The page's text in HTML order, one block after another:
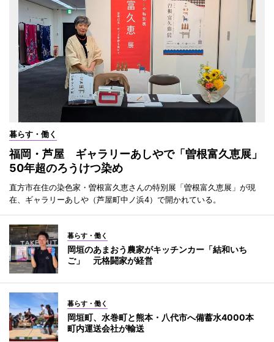
暮らす・働く
福岡・芦屋 ギャラリーあしやで「曽根富久恵展」
50年超のろうけつ染め
直方市在住の染色家・曽根富久恵さんの特別展「曽根富久恵展」が現
在、ギャラリーあしや（芦屋町中ノ浜4）で開かれている。
暮らす・働く
岡垣のあまおう農家がキッチンカー「結和いち
ご」 元格闘家が経営
暮らす・働く
岡垣町、水巻町と熊本・八代市へ備蓄水4000本
町内運送会社が輸送